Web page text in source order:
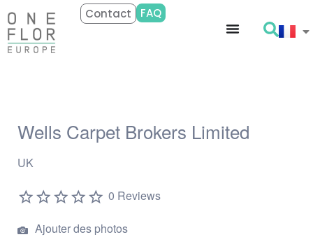
Contact FAQ
Wells Carpet Brokers Limited
UK
0 Reviews
Ajouter des photos